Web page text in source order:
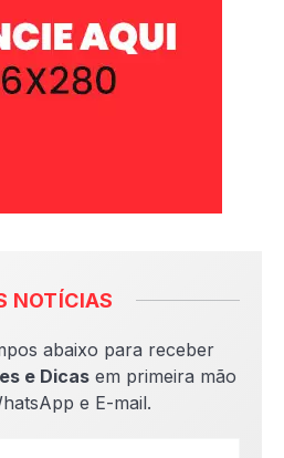
NOTÍCIAS
abaixo para receber
e Dicasem primeira mão
e E-mail.